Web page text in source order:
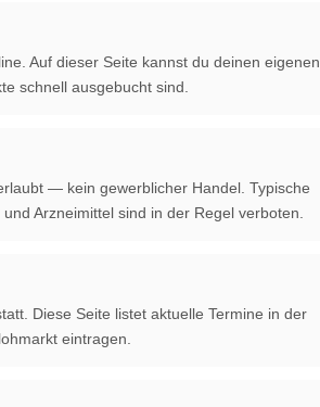
Auf dieser Seite kannst du deinen eigenen
schnell ausgebucht sind.
— kein gewerblicher Handel. Typische
Arzneimittel sind in der Regel verboten.
Diese Seite listet aktuelle Termine in der
eintragen.